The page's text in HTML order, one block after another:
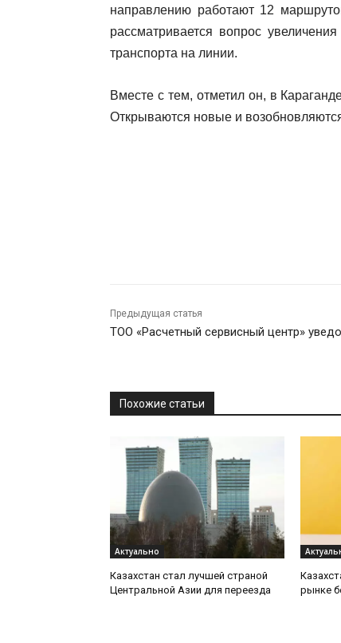
направлению работают 12
рассматривается вопрос
транспорта на линии.
Вместе с тем, отметил он, в
Открываются новые и
Предыдущая статья
ТОО «Расчетный сервисный центр»
Похожие статьи
Актуально
Казахстан стал лучшей страной
Центральной Азии для переезда
рынке